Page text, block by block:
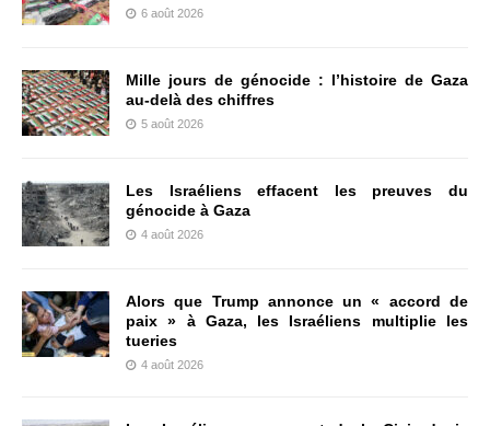
6 août 2026
Mille jours de génocide : l’histoire de Gaza
au-delà des chiffres
5 août 2026
Les Israéliens effacent les preuves du
génocide à Gaza
4 août 2026
Alors que Trump annonce un « accord de
paix » à Gaza, les Israéliens multiplie les
tueries
4 août 2026